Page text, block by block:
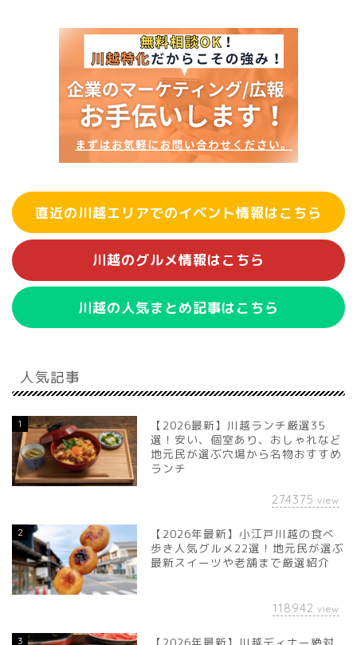
直近の川越エリアでのイベント情報はこちら
川越のグルメ情報はこちら
川越の人気まとめ記事はこちら
人気記事
1
【2026最新】川越ランチ厳選35
選！安い、個室あり、おしゃれなど
地元民が選ぶ穴場から名物おすすめ
ランチ
274375 view
2
【2026年最新】小江戸川越の食べ
歩き人気グルメ22選！地元民が選ぶ
最新スイーツや老舗まで厳選紹介
118942 view
3